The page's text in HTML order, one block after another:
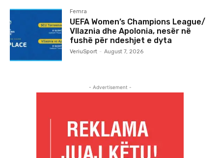
Femra
UEFA Women’s Champions League/
Vllaznia dhe Apolonia, nesër në
fushë për ndeshjet e dyta
VeriuSport - August 7, 2026
- Advertisement -